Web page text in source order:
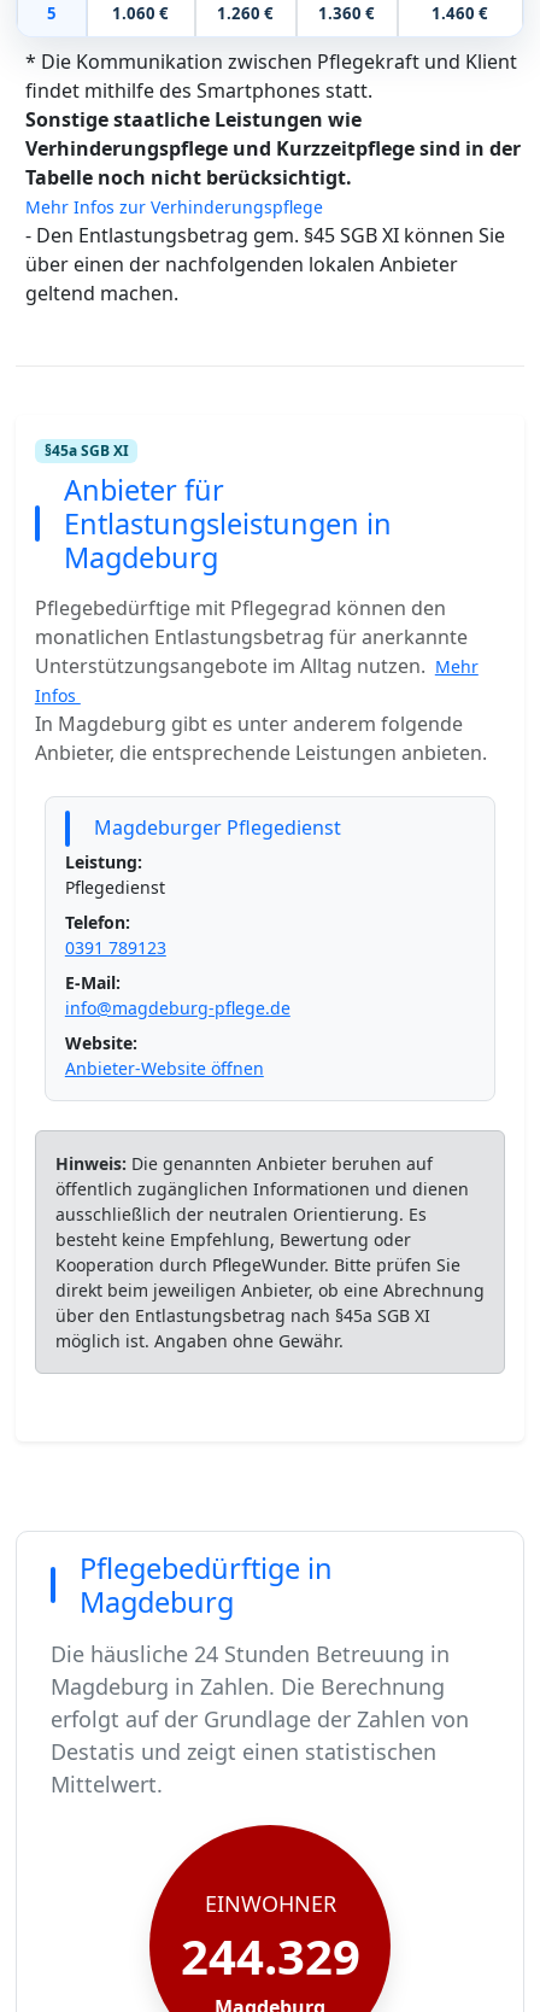
5 1.060 € 1.260 € 1.360 € 1.460 €
* Die Kommunikation zwischen Pflegekraft und Klient
findet mithilfe des Smartphones statt.
Sonstige staatliche Leistungen wie
Verhinderungspflege und Kurzzeitpflege sind in der
Tabelle noch nicht berücksichtigt.
Mehr Infos zur Verhinderungspflege
- Den Entlastungsbetrag gem. §45 SGB XI können Sie
über einen der nachfolgenden lokalen Anbieter
geltend machen.
§45a SGB XI
Anbieter für
Entlastungsleistungen in
Magdeburg
Pflegebedürftige mit Pflegegrad können den
monatlichen Entlastungsbetrag für anerkannte
Unterstützungsangebote im Alltag nutzen. Mehr
Infos
In Magdeburg gibt es unter anderem folgende
Anbieter, die entsprechende Leistungen anbieten.
Magdeburger Pflegedienst
Leistung:
Pflegedienst
Telefon:
0391 789123
E-Mail:
info@magdeburg-pflege.de
Website:
Anbieter-Website öffnen
Hinweis: Die genannten Anbieter beruhen auf
öffentlich zugänglichen Informationen und dienen
ausschließlich der neutralen Orientierung. Es
besteht keine Empfehlung, Bewertung oder
Kooperation durch PflegeWunder. Bitte prüfen Sie
direkt beim jeweiligen Anbieter, ob eine Abrechnung
über den Entlastungsbetrag nach §45a SGB XI
möglich ist. Angaben ohne Gewähr.
Pflegebedürftige in
Magdeburg
Die häusliche 24 Stunden Betreuung in
Magdeburg in Zahlen. Die Berechnung
erfolgt auf der Grundlage der Zahlen von
Destatis und zeigt einen statistischen
Mittelwert.
In Magdeburg leben rund 244329 Menschen.
Von diesen 244329 Einwohnern sind rund
Ca. 2385 dieser pflegebedürftigen Menschen
Der Großteil der Pflegebedürftigen in
EINWOHNER
244.329